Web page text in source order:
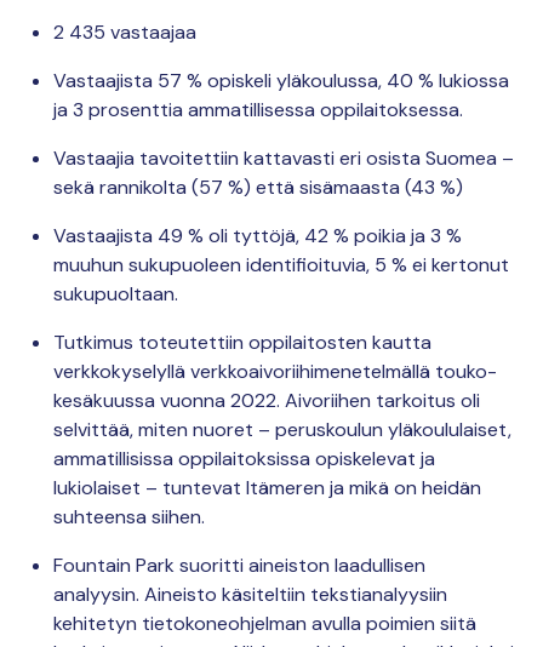
2 435 vastaajaa
Vastaajista 57 % opiskeli yläkoulussa, 40 % lukiossa
ja 3 prosenttia ammatillisessa oppilaitoksessa.
Vastaajia tavoitettiin kattavasti eri osista Suomea –
sekä rannikolta (57 %) että sisämaasta (43 %)
Vastaajista 49 % oli tyttöjä, 42 % poikia ja 3 %
muuhun sukupuoleen identifioituvia, 5 % ei kertonut
sukupuoltaan.
Tutkimus toteutettiin oppilaitosten kautta
verkkokyselyllä verkkoaivoriihimenetelmällä touko-
kesäkuussa vuonna 2022. Aivoriihen tarkoitus oli
selvittää, miten nuoret – peruskoulun yläkoululaiset,
ammatillisissa oppilaitoksissa opiskelevat ja
lukiolaiset – tuntevat Itämeren ja mikä on heidän
suhteensa siihen.
Fountain Park suoritti aineiston laadullisen
analyysin. Aineisto käsiteltiin tekstianalyysiin
kehitetyn tietokoneohjelman avulla poimien siitä